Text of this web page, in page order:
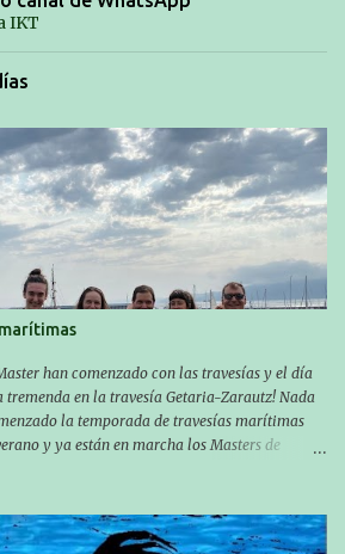
IKT
han comenzado con las travesías y el día
tremenda en la travesía Getaria-Zarautz! Nada
la temporada de travesías marítimas
y ya están en marcha los Masters de
el 13 de julio, Manu Santos participó en la
Ondarroa y recorrió una distancia de 1600